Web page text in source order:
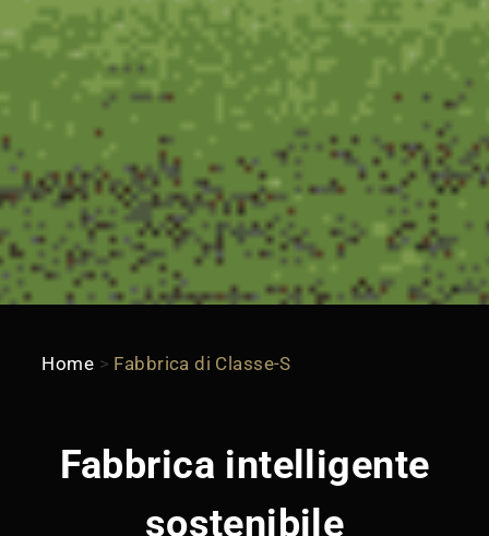
Home > Fabbrica di Classe-S
Fabbrica intelligente
sostenibile